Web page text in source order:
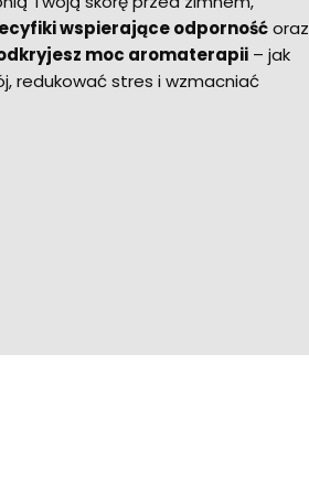
wspierające odpornośćoraz
moc aromaterapii – jak
redukować stres i wzmacniać